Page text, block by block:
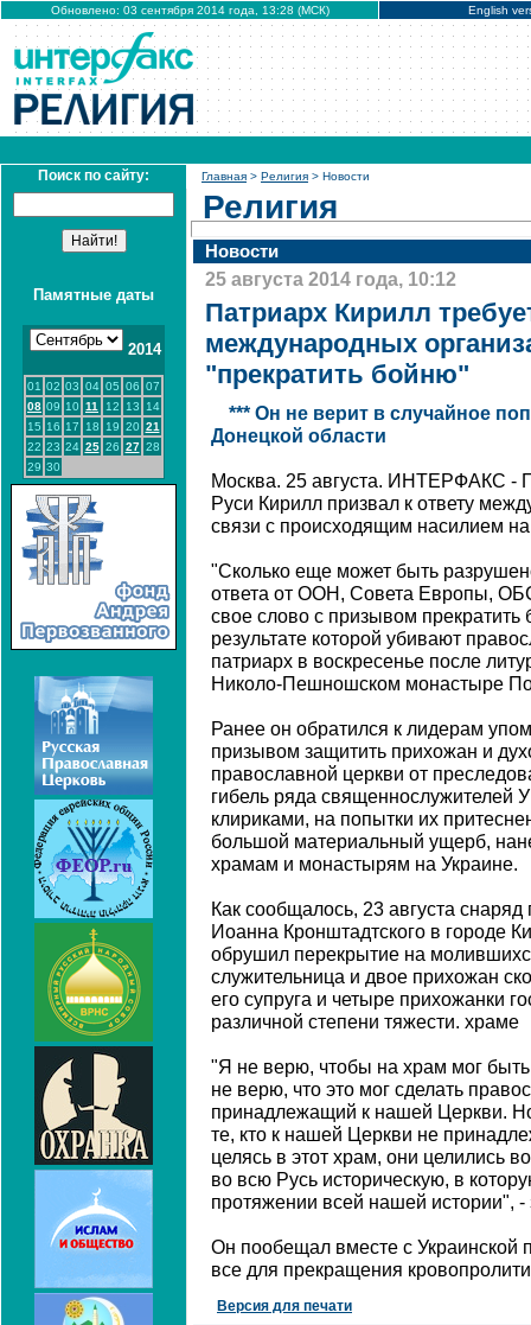
Обновлено: 03 сентября 2014 года, 13:28 (МСК) English
Поиск по сайту:
Памятные даты
2014
01 02 03 04 05 06 07
08 09 10 11 12 13
14
15 16 17 18 19 20 21
22 23 24 25 26 27 28
29 30
Главная > Религия > Новости
Религия
Новости
25 августа 2014 года, 10:12
Патриарх Кирилл
международных
"прекратить бойню"
*** Он не верит в случайное
Донецкой области
Москва. 25 августа. ИНТЕРФАКС -
Руси Кирилл призвал к ответу
связи с происходящим насилием
"Сколько еще может быть
ответа от ООН, Совета Европы,
свое слово с призывом
результате которой убивают
патриарх в воскресенье после
Николо-Пешношском монастыре
Ранее он обратился к лидерам
призывом защитить прихожан и
православной церкви от
гибель ряда священнослужителей
клириками, на попытки их
большой материальный ущерб,
храмам и монастырям на Украине.
Как сообщалось, 23 августа
Иоанна Кронштадтского в городе
обрушил перекрытие на
служительница и двое прихожан
его супруга и четыре прихожанки
различной степени тяжести. храме
"Я не верю, чтобы на храм мог
не верю, что это мог сделать
принадлежащий к нашей Церкви.
те, кто к нашей Церкви не
целясь в этот храм, они целились
во всю Русь историческую, в
протяжении всей нашей истории", -
Он пообещал вместе с Украинской
все для прекращения
Версия для печати